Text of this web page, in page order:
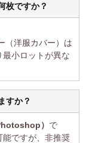
枚ですか？
（洋服カバー）は
小ロットが異な
すか？
） で
能ですが、非推奨